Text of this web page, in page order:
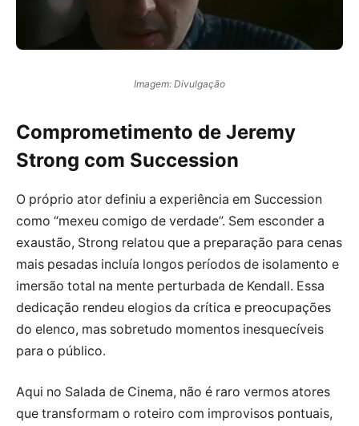
Imagem: Divulgação
Comprometimento de Jeremy
Strong com Succession
O próprio ator definiu a experiência em Succession
como “mexeu comigo de verdade”. Sem esconder a
exaustão, Strong relatou que a preparação para cenas
mais pesadas incluía longos períodos de isolamento e
imersão total na mente perturbada de Kendall. Essa
dedicação rendeu elogios da crítica e preocupações
do elenco, mas sobretudo momentos inesquecíveis
para o público.
Aqui no Salada de Cinema, não é raro vermos atores
que transformam o roteiro com improvisos pontuais,